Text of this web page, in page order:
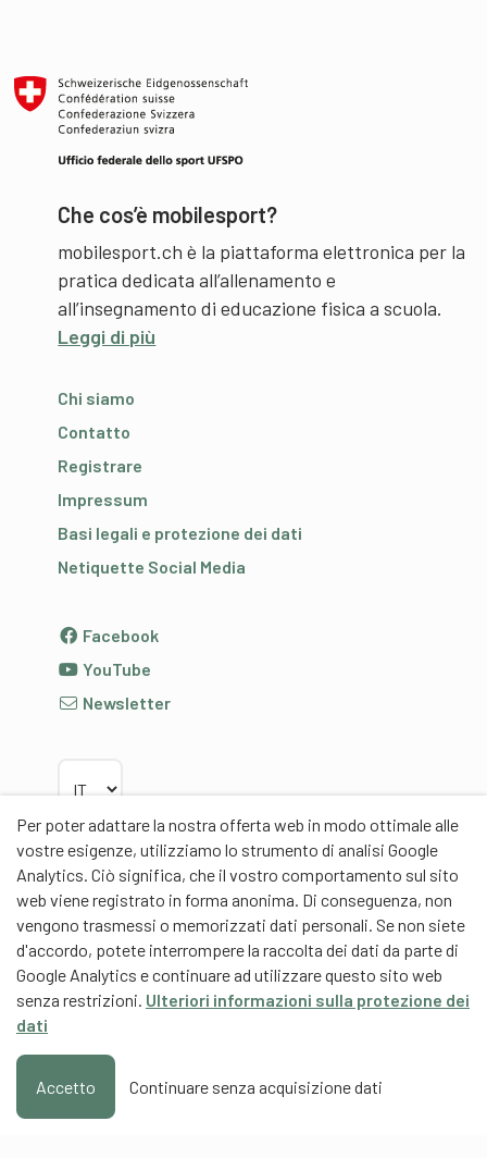
Per poter adattare la nostra offerta web in modo ottimale alle
vostre esigenze, utilizziamo lo strumento di analisi Google
Analytics. Ciò significa, che il vostro comportamento sul sito
web viene registrato in forma anonima. Di conseguenza, non
vengono trasmessi o memorizzati dati personali. Se non siete
d'accordo, potete interrompere la raccolta dei dati da parte di
Google Analytics e continuare ad utilizzare questo sito web
senza restrizioni. Ulteriori informazioni sulla protezione dei
dati
Accetto Continuare senza acquisizione dati
Che cos’è mobilesport?
mobilesport.ch è la piattaforma elettronica per la
pratica dedicata all’allenamento e
all’insegnamento di educazione fisica a scuola.
Leggi di più
Chi siamo
Contatto
Registrare
Impressum
Basi legali e protezione dei dati
Netiquette Social Media
Facebook
YouTube
Newsletter
Partner
Scuola universitaria federale dello Sport Macolin